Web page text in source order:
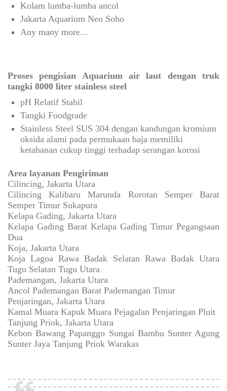
Kolam lumba-lumba ancol
Jakarta Aquarium Neo Soho
Any many more...
Proses pengisian Aquarium air laut dengan truk
tangki 8000 liter stainless steel
pH Relatif Stabil
Tangki Foodgrade
Stainless Steel SUS 304 dengan kandungan kromium
oksida alami pada permukaan baja memiliki
ketahanan cukup tinggi terhadap serangan korosi
Area layanan Pengiriman
Cilincing, Jakarta Utara
Cilincing Kalibaru Marunda Rorotan Semper Barat
Semper Timur Sukapura
Kelapa Gading, Jakarta Utara
Kelapa Gading Barat Kelapa Gading Timur Pegangsaan
Dua
Koja, Jakarta Utara
Koja Lagoa Rawa Badak Selatan Rawa Badak Utara
Tugu Selatan Tugu Utara
Pademangan, Jakarta Utara
Ancol Pademangan Barat Pademangan Timur
Penjaringan, Jakarta Utara
Kamal Muara Kapuk Muara Pejagalan Penjaringan Pluit
Tanjung Priok, Jakarta Utara
Kebon Bawang Papanggo Sungai Bambu Sunter Agung
Sunter Jaya Tanjung Priok Warakas